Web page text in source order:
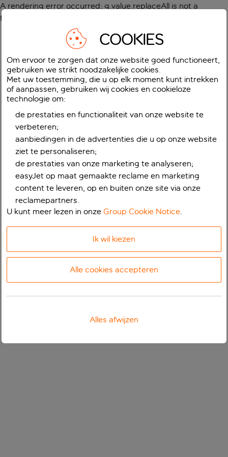
A rendering error occurred: g.value.replaceAll is not a
function
COOKIES
Om ervoor te zorgen dat onze website goed functioneert,
gebruiken we strikt noodzakelijke cookies.
Met uw toestemming, die u op elk moment kunt intrekken
of aanpassen, gebruiken wij cookies en cookieloze
technologie om:
de prestaties en functionaliteit van onze website te
verbeteren;
aanbiedingen in de advertenties die u op onze website
ziet te personaliseren;
de prestaties van onze marketing te analyseren;
easyJet op maat gemaakte reclame en marketing
content te leveren, op en buiten onze site via onze
reclamepartners.
U kunt meer lezen in onzeGroup Cookie Notice.
Ik wil kiezen
Alle cookies accepteren
Alles afwijzen